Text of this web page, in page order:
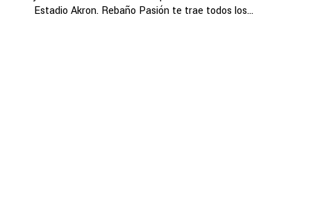
Estadio Akron. Rebaño Pasión te trae todos los...